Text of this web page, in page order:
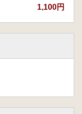
1,100円